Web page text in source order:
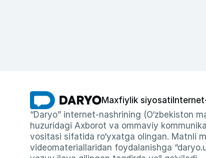
Maxfiylik siyosati
“Daryo” internet-nashrining (O‘zbekiston
huzuridagi Axborot va ommaviy
vositasi sifatida ro‘yxatga olingan. Matnli
videomateriallaridan foydalanishga